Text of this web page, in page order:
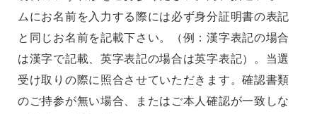
ムにお名前を入力する際には必ず身分証明書の表記
と同じお名前を記載下さい。（例：漢字表記の場合
は漢字で記載、英字表記の場合は英字表記）。当選
受け取りの際に照合させていただきます。確認書類
のご持参が無い場合、またはご本人確認が一致しな